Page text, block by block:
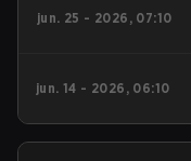
jun. 25 - 2026, 07:10
jun. 14 - 2026, 06:10